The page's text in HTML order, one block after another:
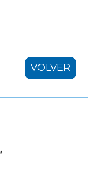
VOLVER